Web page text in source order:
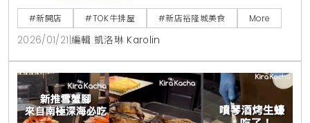
點10oz蒜香重磅牛排與脆皮雞腿排。120公分以下兒童
免費享自助吧，是新北親子聚餐與約會的高CP值美食新
選擇。
#新開店 #TOK牛排屋 #新店裕隆城美食 More
2026/01/21 編輯 凱洛琳 Karolin